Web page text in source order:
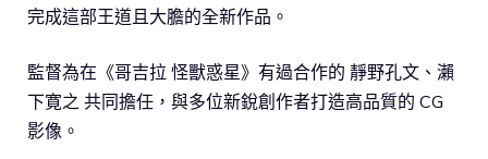
完成這部王道且大膽的全新作品。
監督為在《哥吉拉 怪獸惑星》有過合作的 靜野孔文、瀨
下寛之 共同擔任，與多位新銳創作者打造高品質的 CG
影像。